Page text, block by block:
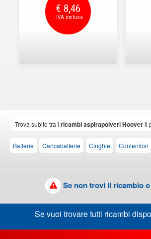
€ 8,46
Trova subito tra i ricambi aspirapolveri Hooveril
Batterie Caricabatterie Cinghie Contenitori
Se non trovi il ricambio
Se vuoi trovare tutti ricambi